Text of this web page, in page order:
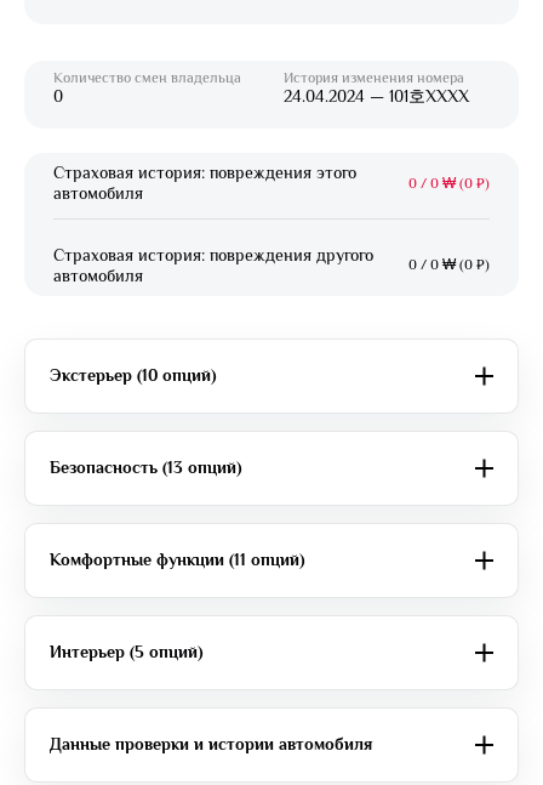
Количество смен владельца
0
История изменения номера
24.04.2024 — 101호XXXX
Страховая история: повреждения этого
автомобиля
0 / 0 ₩ (0 ₽)
Страховая история: повреждения другого
автомобиля
0 / 0 ₩ (0 ₽)
Экстерьер (10 опций)
Безопасность (13 опций)
Комфортные функции (11 опций)
Интерьер (5 опций)
Данные проверки и истории автомобиля